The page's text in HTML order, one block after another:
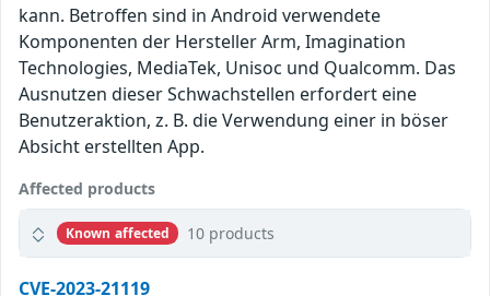
kann. Betroffen sind in Android verwendete
Komponenten der Hersteller Arm, Imagination
Technologies, MediaTek, Unisoc und Qualcomm. Das
Ausnutzen dieser Schwachstellen erfordert eine
Benutzeraktion, z. B. die Verwendung einer in böser
Absicht erstellten App.
Affected products
Known affected 10 products
CVE-2023-21119